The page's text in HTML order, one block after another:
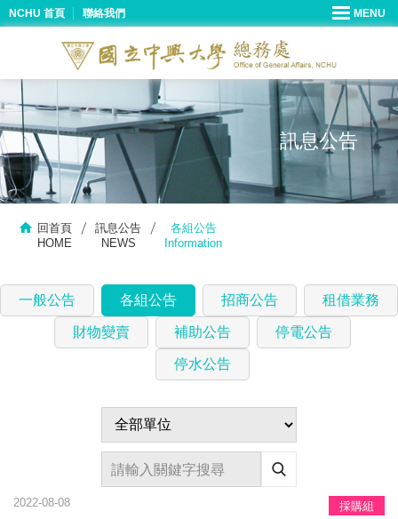
NCHU 首頁 聯絡我們
訊息公告
回首頁
HOME
訊息公告
NEWS
各組公告
Information
一般公告 各組公告 招商公告 租借業務
財物變賣 補助公告 停電公告
停水公告
採購組
2022-08-08